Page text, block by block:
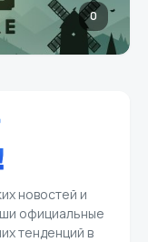
0
новостей и
официальные
тенденций в